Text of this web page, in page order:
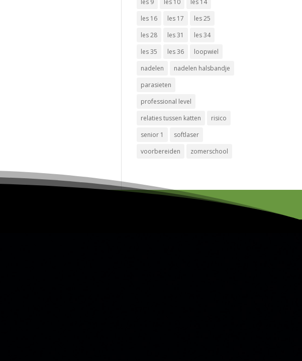
les 9
les 10
les 14
les 16
les 17
les 25
les 28
les 31
les 34
les 35
les 36
loopwiel
nadelen
nadelen halsbandje
parasieten
professional level
relaties tussen katten
risico
senior 1
softlaser
voorbereiden
zomerschool